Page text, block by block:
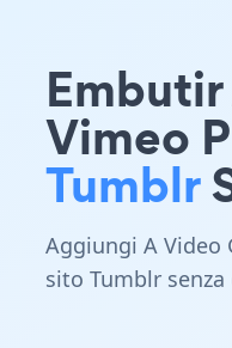
Vimeo
Tumblr
Aggiungi A Video
sito Tumblr